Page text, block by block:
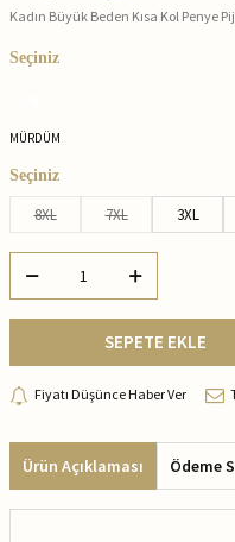
Kadın Büyük Beden Kısa Kol Penye
Seçiniz
MÜRDÜM
Seçiniz
8XL 7XL 3XL
SEPETE EKLE
Fiyatı Düşünce Haber Ver
Ürün Açıklaması Ödeme